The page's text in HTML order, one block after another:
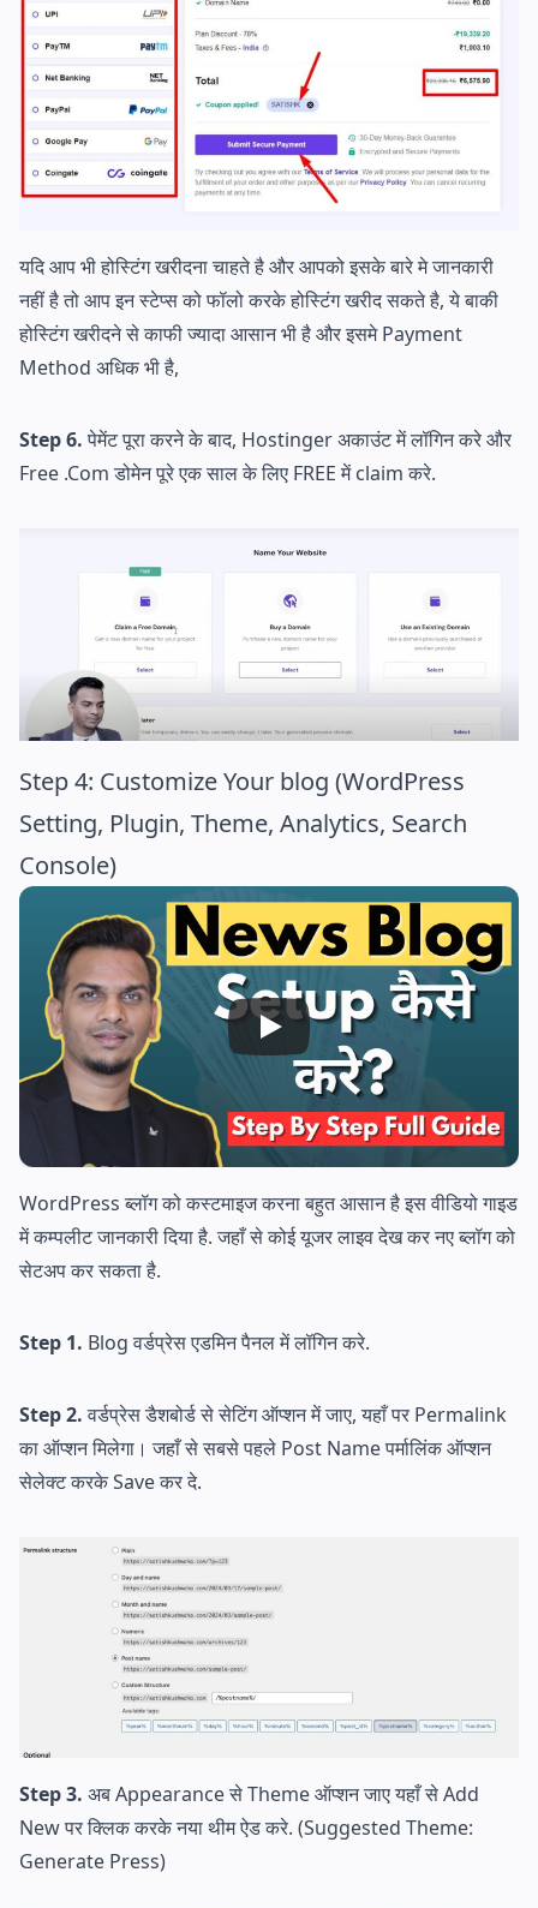
यदि आप भी होस्टिंग खरीदना चाहते है और आपको इसके बारे मे जानकारी
नहीं है तो आप इन स्टेप्स को फॉलो करके होस्टिंग खरीद सकते है, ये बाकी
होस्टिंग खरीदने से काफी ज्यादा आसान भी है और इसमे Payment
Method अधिक भी है,
Step 6.पेमेंट पूरा करने के बाद, Hostinger अकाउंट में लॉगिन करे और
Free .Com डोमेन पूरे एक साल के लिए FREE में claim करे.
Step 4: Customize Your blog (WordPress
Setting, Plugin, Theme, Analytics, Search
Console)
WordPress ब्लॉग को कस्टमाइज करना बहुत आसान है इस वीडियो गाइड
में कम्पलीट जानकारी दिया है. जहाँ से कोई यूजर लाइव देख कर नए ब्लॉग को
सेटअप कर सकता है.
Step 1. Blog वर्डप्रेस एडमिन पैनल में लॉगिन करे.
Step 2.वर्डप्रेस डैशबोर्ड से सेटिंग ऑप्शन में जाए, यहाँ पर Permalink
का ऑप्शन मिलेगा। जहाँ से सबसे पहले Post Name पर्मालिंक ऑप्शन
सेलेक्ट करके Save कर दे.
Step 3. अब Appearance से Theme ऑप्शन जाए यहाँ से Add
New पर क्लिक करके नया थीम ऐड करे. (Suggested Theme:
Generate Press)